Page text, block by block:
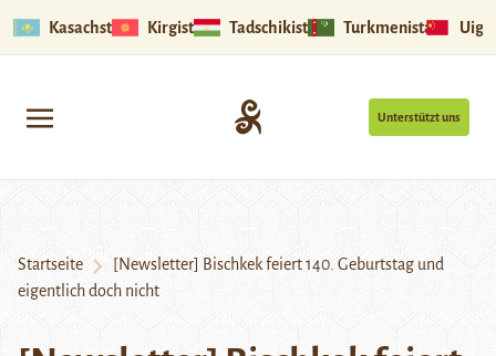
Kasachstan Kirgistan Tadschikistan Turkmenistan
Unterstützt uns
Startseite
[Newsletter] Bischkek feiert 140. Geburtstag und
eigentlich doch nicht